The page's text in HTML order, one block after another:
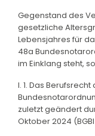
Gegenstand des
gesetzliche
Lebensjahres für
48a
im Einklang steht,
I. 1. Das
zuletzt geändert
Oktober 2024